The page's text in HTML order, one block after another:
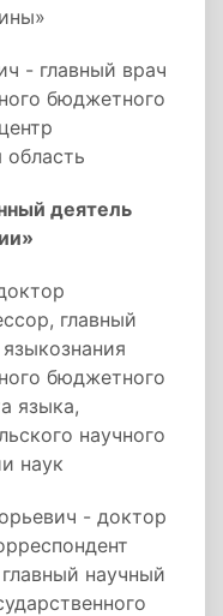
- главный врач
бюджетного
деятель
главный
бюджетного
языка,
научного
наук
- доктор
научный